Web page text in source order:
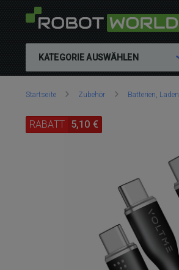
KATEGORIE AUSWÄHLEN
Sie
hier:
Startseite Zubehör Batterien, Laden
RABATT 5,10 €